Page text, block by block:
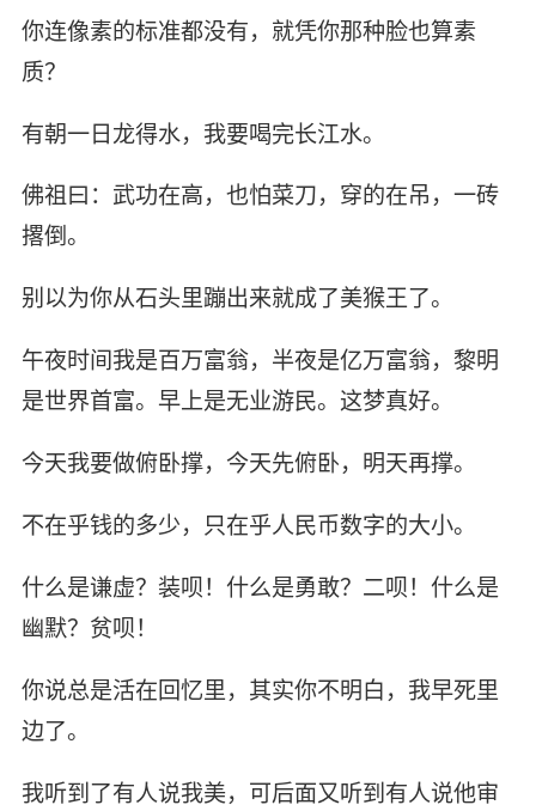
你连像素的标准都没有，就凭你那种脸也算素
质？
有朝一日龙得水，我要喝完长江水。
佛祖曰：武功在高，也怕菜刀，穿的在吊，一砖
撂倒。
别以为你从石头里蹦出来就成了美猴王了。
午夜时间我是百万富翁，半夜是亿万富翁，黎明
是世界首富。早上是无业游民。这梦真好。
今天我要做俯卧撑，今天先俯卧，明天再撑。
不在乎钱的多少，只在乎人民币数字的大小。
什么是谦虚？装呗！什么是勇敢？二呗！什么是
幽默？贫呗！
你说总是活在回忆里，其实你不明白，我早死里
边了。
我听到了有人说我美，可后面又听到有人说他审